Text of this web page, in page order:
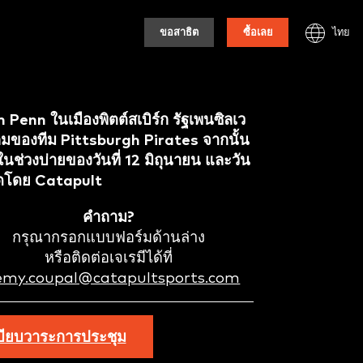
ขอสาธิต ซื้อเลย ไทย
ในเมืองพิตต์สเบิร์ก รัฐเพนซิลเว
มของทีม Pittsburgh Pirates จากนั้น
ช่วงบ่ายของวันที่ 12 มิถุนายน และวัน
โดย Catapult
คำถาม?
กรุณากรอกแบบฟอร์มด้านล่าง
หรือติดต่อเจเรมีได้ที่
ยบวาระการประชุม